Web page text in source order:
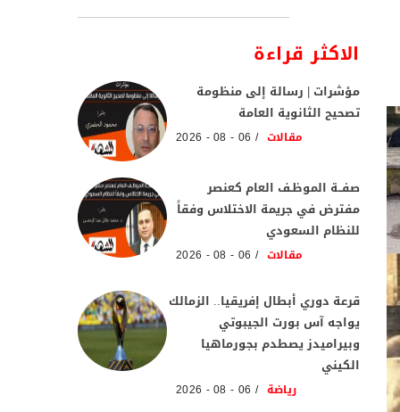
الاكثر قراءة
مؤشرات | رسالة إلى منظومة
تصحيح الثانوية العامة
مقالات 06 - 08 - 2026
صفــة الموظـف العام كعنصر
مفترض في جريمة الاختلاس وفقاً
للنظام السعودي
مقالات 06 - 08 - 2026
قرعة دوري أبطال إفريقيا.. الزمالك
يواجه آس بورت الجيبوتي
وبيراميدز يصطدم بجورماهيا
الكيني
رياضة 06 - 08 - 2026